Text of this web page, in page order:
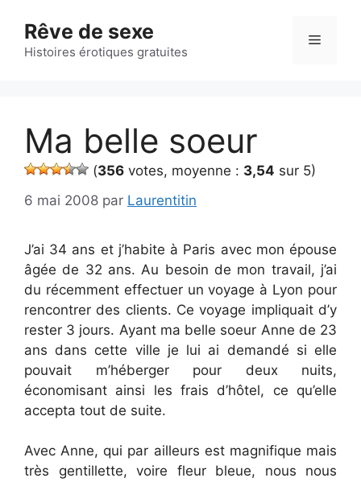
contenu
Rêve de sexe
Histoires érotiques gratuites
Menu
Ma belle soeur
(356 votes, moyenne : 3,54 sur 5)
6 mai 2008 par Laurentitin
J’ai 34 ans et j’habite à Paris avec mon épouse
âgée de 32 ans. Au besoin de mon travail, j’ai
du récemment effectuer un voyage à Lyon pour
rencontrer des clients. Ce voyage impliquait d’y
rester 3 jours. Ayant ma belle soeur Anne de 23
ans dans cette ville je lui ai demandé si elle
pouvait m’héberger pour deux nuits,
économisant ainsi les frais d’hôtel, ce qu’elle
accepta tout de suite.
Avec Anne, qui par ailleurs est magnifique mais
très gentillette, voire fleur bleue, nous nous